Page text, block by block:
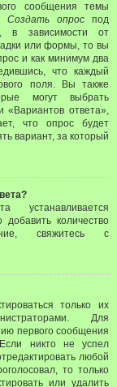
сообщения темы
Создать опрос под
в зависимости от
или формы, то вы
и как минимум два
что каждый
поля. Вы также
могут выбрать
«Вариантов ответа»,
что опрос будет
вариант, за который
устанавливается
количество
свяжитесь с
только их
Для
первого сообщения
никто не успел
любой
то только
или удалить